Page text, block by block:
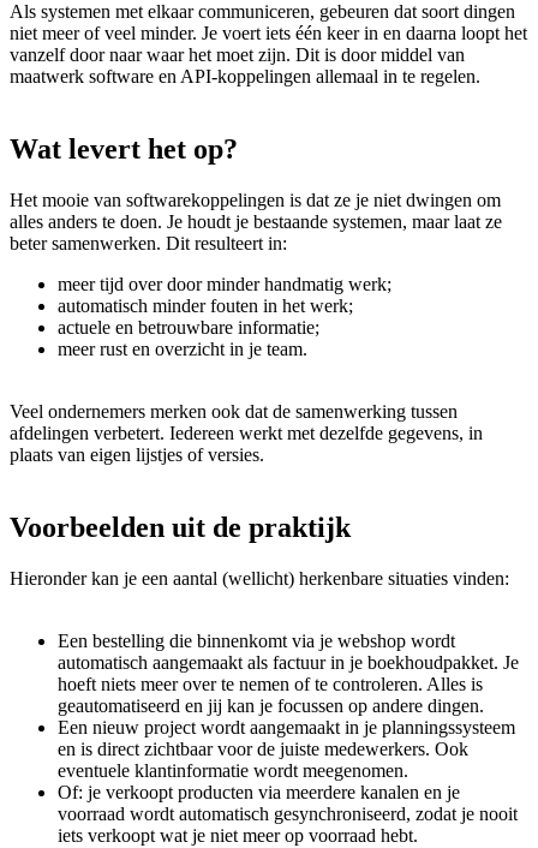
Als systemen met elkaar communiceren, gebeuren dat soort dingen
niet meer of veel minder. Je voert iets één keer in en daarna loopt het
vanzelf door naar waar het moet zijn. Dit is door middel van
maatwerk software en API-koppelingen allemaal in te regelen.
Wat levert het op?
Het mooie van softwarekoppelingen is dat ze je niet dwingen om
alles anders te doen. Je houdt je bestaande systemen, maar laat ze
beter samenwerken. Dit resulteert in:
meer tijd over door minder handmatig werk;
automatisch minder fouten in het werk;
actuele en betrouwbare informatie;
meer rust en overzicht in je team.
Veel ondernemers merken ook dat de samenwerking tussen
afdelingen verbetert. Iedereen werkt met dezelfde gegevens, in
plaats van eigen lijstjes of versies.
Voorbeelden uit de praktijk
Hieronder kan je een aantal (wellicht) herkenbare situaties vinden:
Een bestelling die binnenkomt via je webshop wordt
automatisch aangemaakt als factuur in je boekhoudpakket. Je
hoeft niets meer over te nemen of te controleren. Alles is
geautomatiseerd en jij kan je focussen op andere dingen.
Een nieuw project wordt aangemaakt in je planningssysteem
en is direct zichtbaar voor de juiste medewerkers. Ook
eventuele klantinformatie wordt meegenomen.
Of: je verkoopt producten via meerdere kanalen en je
voorraad wordt automatisch gesynchroniseerd, zodat je nooit
iets verkoopt wat je niet meer op voorraad hebt.